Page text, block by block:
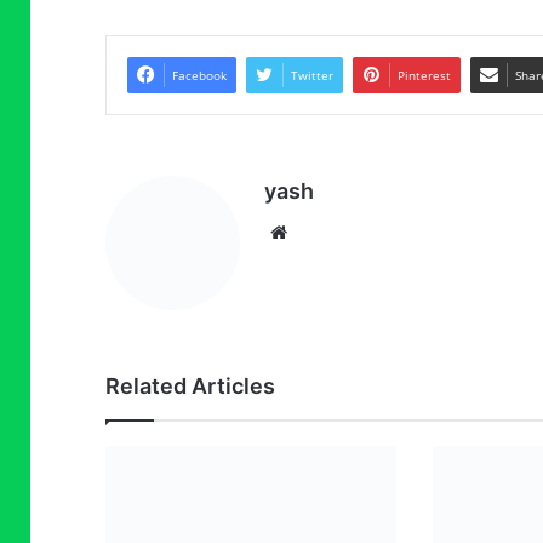
Facebook Twitter Pinterest
yash
Website
Related Articles